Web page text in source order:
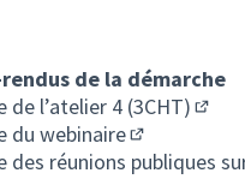
de la démarche
de l’atelier 4 (3CHT)
du webinaire
(S'ouvre
des réunions publiques